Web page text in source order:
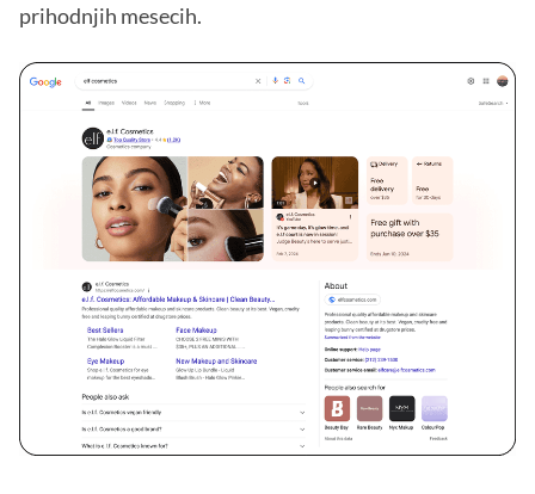
prihodnjih mesecih.